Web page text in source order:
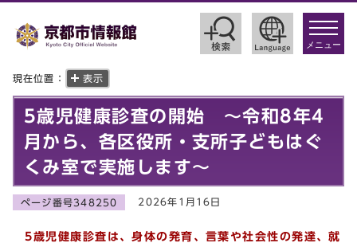
toggle
メニュー
現在位置： 表示
5歳児健康診査の開始 ～令和8年4
月から、各区役所・支所子どもはぐ
くみ室で実施します～
ページ番号348250 2026年1月16日
5歳児健康診査は、身体の発育、言葉や社会性の発達、就